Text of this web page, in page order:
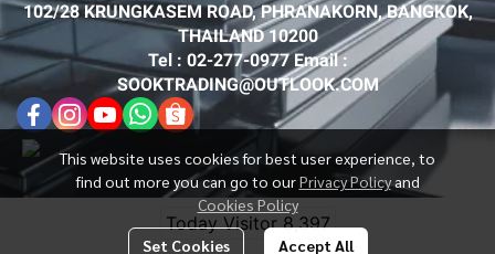
This website uses cookies for best user experience, to
find out more you can go to ourPrivacy Policyand
Cookies Policy
Set Cookies Accept All
102/28 KRUNGKASEM ROAD, PHRANAKORN, BANGKOK,
THAILAND 10200
Tel : 02-277-0977 Email :
SOOKTRADING@OUTLOOK.COM
Today Visitor8,397